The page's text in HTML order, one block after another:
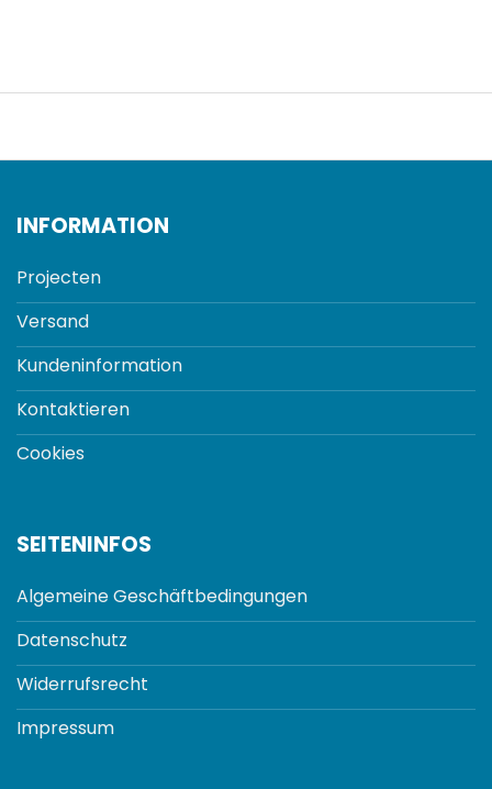
INFORMATION
Projecten
Versand
Kundeninformation
Kontaktieren
Cookies
SEITENINFOS
Algemeine Geschäftbedingungen
Datenschutz
Widerrufsrecht
Impressum